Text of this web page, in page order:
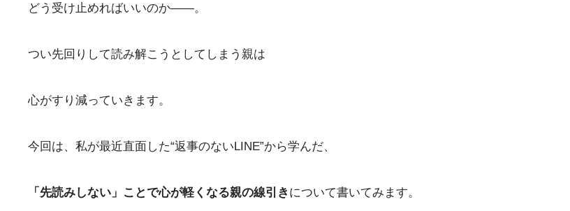
どう受け止めればいいのか——。
つい先回りして読み解こうとしてしまう親は
心がすり減っていきます。
今回は、私が最近直面した“返事のないLINE”から学んだ、
「先読みしない」ことで心が軽くなる親の線引き について書いてみます。